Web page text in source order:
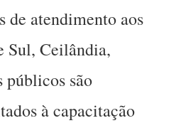
de atendimento aos
Sul, Ceilândia,
públicos são
à capacitação